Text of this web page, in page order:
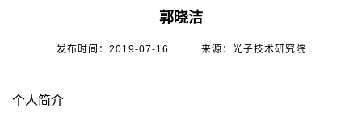
郭晓洁
发布时间：2019-07-16 来源：光子技术研究院
个人简介